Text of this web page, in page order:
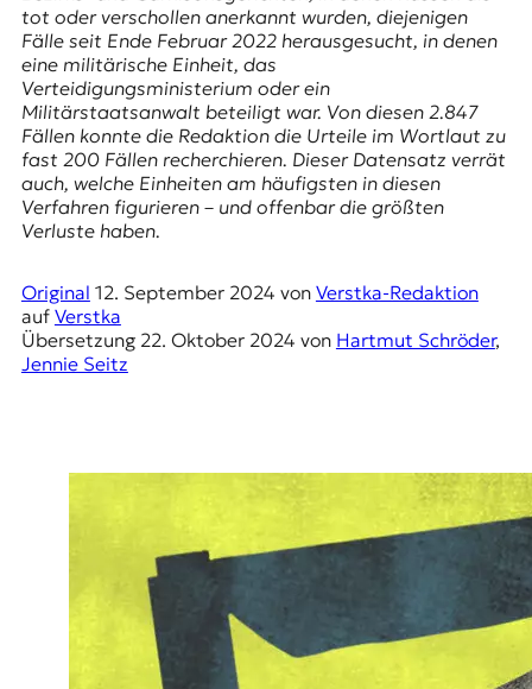
e
n
,
J
o
u
r
n
a
s
m
u
s
u
tot oder verschollen anerkannt wurden, diejenigen
Fälle seit Ende Februar 2022 herausgesucht, in denen
eine militärische Einheit, das
Verteidigungsministerium oder ein
Militärstaatsanwalt beteiligt war. Von diesen 2.847
Fällen konnte die Redaktion die Urteile im Wortlaut zu
fast 200 Fällen recherchieren. Dieser Datensatz verrät
auch, welche Einheiten am häufigsten in diesen
Verfahren figurieren – und offenbar die größten
Verluste haben.
Original 12. September 2024 von Verstka-Redaktion
auf Verstka
Übersetzung 22. Oktober 2024 von Hartmut Schröder,
Jennie Seitz